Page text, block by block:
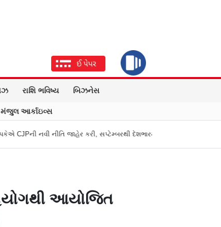
રાશિ ભવિષ્ય બિઝનેસ
મંજુલ આર્કાઇવ્સ
નીતિ જાહેર કરી, સપ્ટેમ્બરથી દેશભારમાં થશે શરૂ તુકારામ મુંઢે On Fire:
આયોજિત